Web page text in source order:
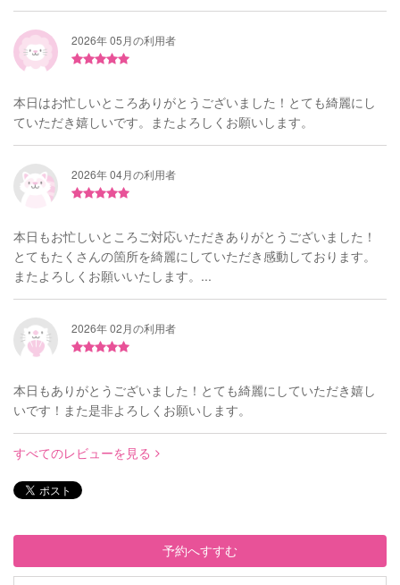
2026年 05月の利用者
本日はお忙しいところありがとうございました！とても綺麗にし
ていただき嬉しいです。またよろしくお願いします。
2026年 04月の利用者
本日もお忙しいところご対応いただきありがとうございました！
とてもたくさんの箇所を綺麗にしていただき感動しております。
またよろしくお願いいたします。...
2026年 02月の利用者
本日もありがとうございました！とても綺麗にしていただき嬉し
いです！また是非よろしくお願いします。
すべてのレビューを見る
予約へすすむ